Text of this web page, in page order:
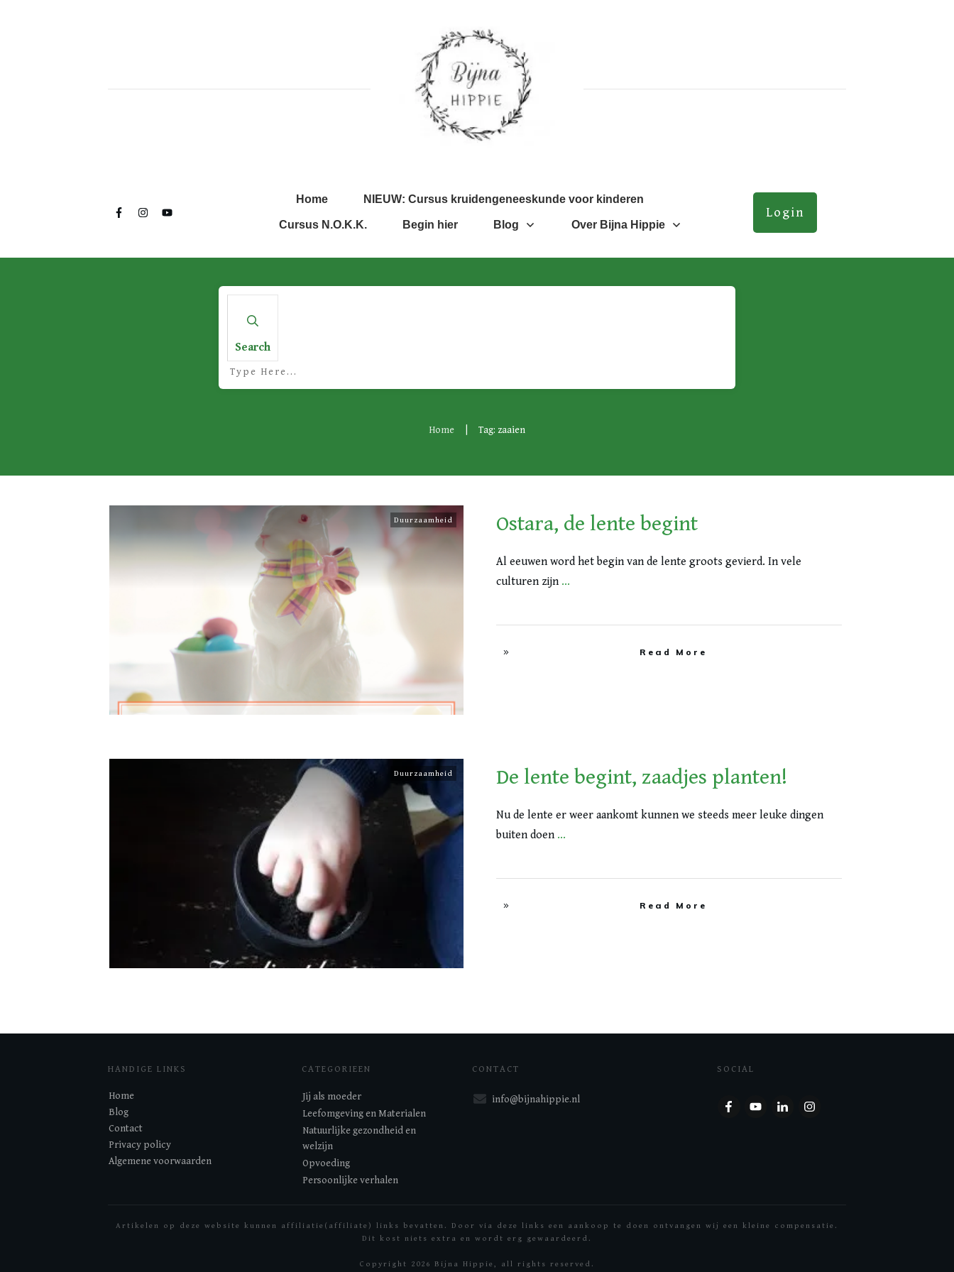
Home NIEUW: Cursus kruidengeneeskunde voor kinderen
Cursus N.O.K.K. Begin hier Blog Over Bijna Hippie
Login
Search
Home Tag: zaaien
Duurzaamheid Ostara, de lente begint
Al eeuwen word het begin van de lente groots gevierd. In vele
culturen zijn ...
Read More
Duurzaamheid De lente begint, zaadjes planten!
Nu de lente er weer aankomt kunnen we steeds meer leuke dingen
buiten doen ...
Read More
HANDIGE LINKS
Home
Blog
Contact
Privacy policy
Algemene voorwaarden
CATEGORIEEN
Jij als moeder
Leefomgeving en Materialen
Natuurlijke gezondheid en
welzijn
Opvoeding
Persoonlijke verhalen
CONTACT
info@bijnahippie.nl
SOCIAL
Artikelen op deze website kunnen affiliatie(affiliate) links bevatten. Door via deze links een aankoop te doen ontvangen wij een kleine compensatie.
Dit kost niets extra en wordt erg gewaardeerd.
Copyright 2026 Bijna Hippie , all rights reserved.